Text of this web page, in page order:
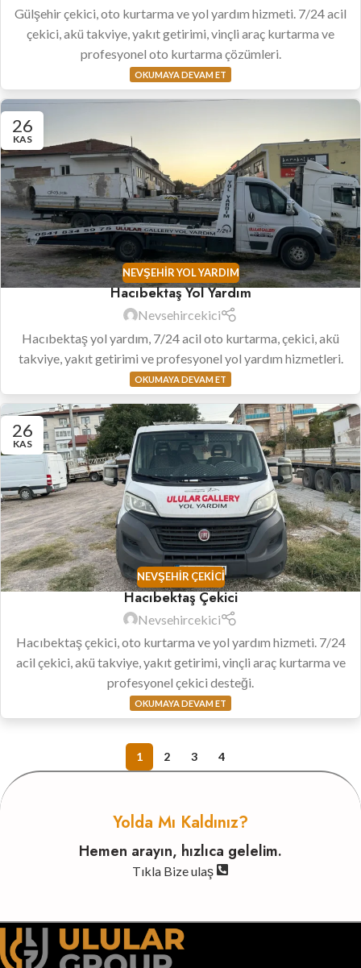
Gülşehir çekici, oto kurtarma ve yol yardım hizmeti. 7/24 acil
çekici, akü takviye, yakıt getirimi, vinçli araç kurtarma ve
profesyonel oto kurtarma çözümleri.
OKUMAYA DEVAM ET
26
KAS
NEVŞEHIR YOL YARDIM
Hacıbektaş Yol Yardım
Nevsehircekici
Hacıbektaş yol yardım, 7/24 acil oto kurtarma, çekici, akü
takviye, yakıt getirimi ve profesyonel yol yardım hizmetleri.
OKUMAYA DEVAM ET
26
KAS
NEVŞEHIR ÇEKICI
Hacıbektaş Çekici
Nevsehircekici
Hacıbektaş çekici, oto kurtarma ve yol yardım hizmeti. 7/24
acil çekici, akü takviye, yakıt getirimi, vinçli araç kurtarma ve
profesyonel çekici desteği.
OKUMAYA DEVAM ET
1 2 3 4
Yolda Mı Kaldınız?
Hemen arayın, hızlıca gelelim.
Tıkla Bize ulaş